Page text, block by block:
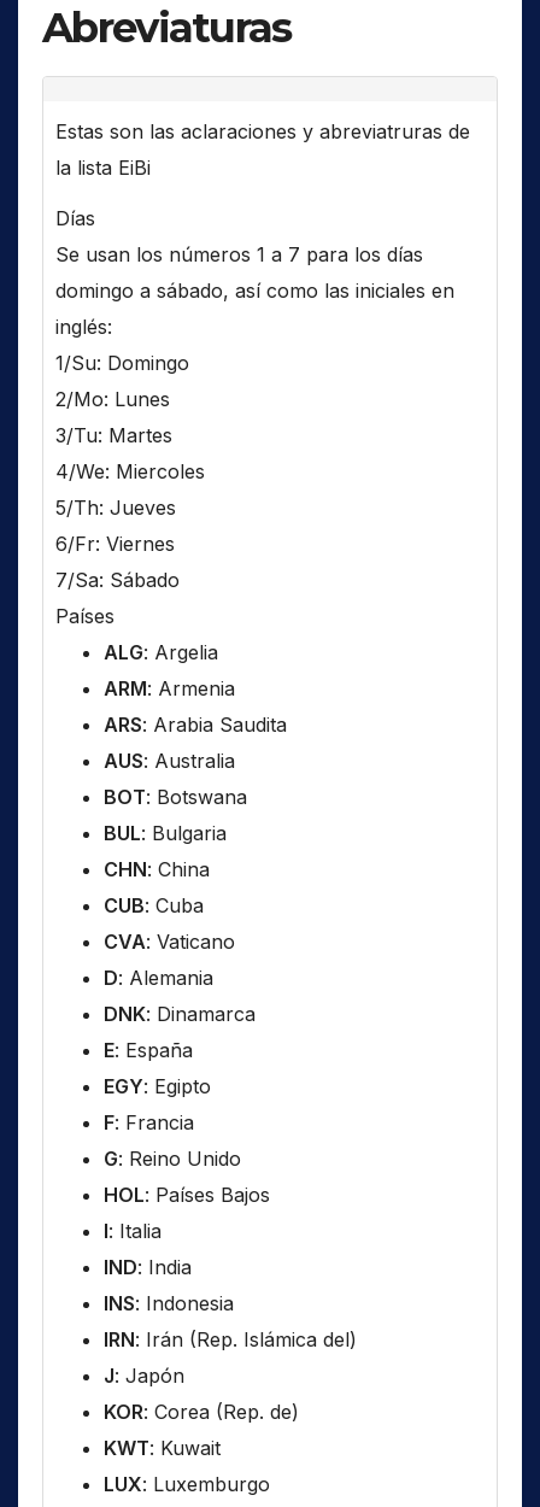
Abreviaturas
Estas son las aclaraciones y abreviatruras de
la lista EiBi
Días
Se usan los números 1 a 7 para los días
domingo a sábado, así como las iniciales en
inglés:
1/Su: Domingo
2/Mo: Lunes
3/Tu: Martes
4/We: Miercoles
5/Th: Jueves
6/Fr: Viernes
7/Sa: Sábado
Países
ALG: Argelia
ARM: Armenia
ARS: Arabia Saudita
AUS: Australia
BOT: Botswana
BUL: Bulgaria
CHN: China
CUB: Cuba
CVA: Vaticano
D: Alemania
DNK: Dinamarca
E: España
EGY: Egipto
F: Francia
G: Reino Unido
HOL: Países Bajos
I: Italia
IND: India
INS: Indonesia
IRN: Irán (Rep. Islámica del)
J: Japón
KOR: Corea (Rep. de)
KWT: Kuwait
LUX: Luxemburgo